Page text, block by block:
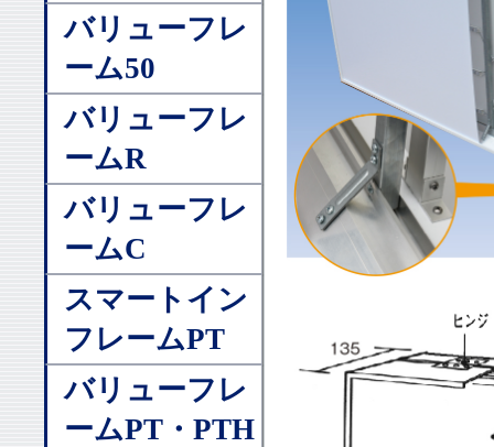
バリューフレ
ーム50
バリューフレ
ームR
バリューフレ
ームC
スマートイン
フレームPT
バリューフレ
ームPT・PTH